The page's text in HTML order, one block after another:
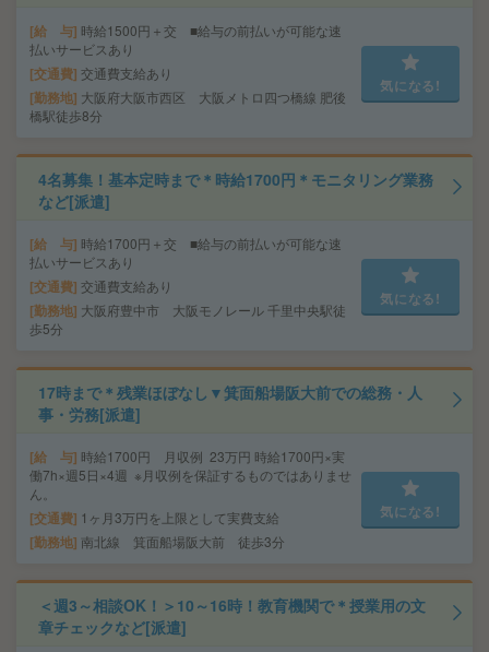
給 与 時給1500円＋交 ■給与の前払いが可能な速
払いサービスあり
交通費 交通費支給あり
勤務地 大阪府大阪市西区 大阪メトロ四つ橋線 肥後
橋駅徒歩8分
気になる!
4名募集！基本定時まで＊時給1700円＊モニタリング業務
など[派遣]
給 与 時給1700円＋交 ■給与の前払いが可能な速
払いサービスあり
交通費 交通費支給あり
勤務地 大阪府豊中市 大阪モノレール 千里中央駅徒
歩5分
気になる!
17時まで＊残業ほぼなし▼箕面船場阪大前での総務・人
事・労務[派遣]
給 与 時給1700円 月収例 23万円 時給1700円×実
働7h×週5日×4週 ※月収例を保証するものではありませ
ん。
交通費 1ヶ月3万円を上限として実費支給
勤務地 南北線 箕面船場阪大前 徒歩3分
気になる!
＜週3～相談OK！＞10～16時！教育機関で＊授業用の文
章チェックなど[派遣]